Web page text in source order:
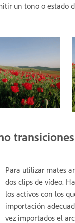
un tono o estado
Para utilizar mates
dos clips de vídeo.
los activos con los
importación
vez importados el